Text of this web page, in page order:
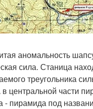
аномальность
сила. Станица
треугольника
центральной части
- пирамида под